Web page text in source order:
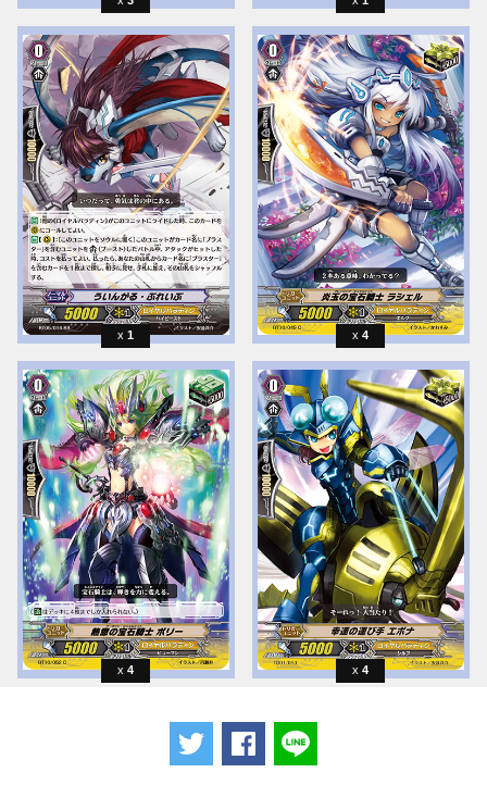
1 4
4 4
ツイートするFacebookでシェアする